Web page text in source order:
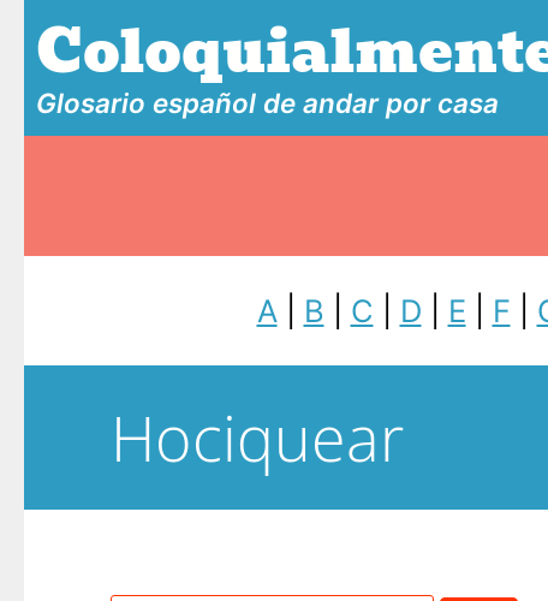
Glosario español de andar por casa
A B C D E F
Hociquear